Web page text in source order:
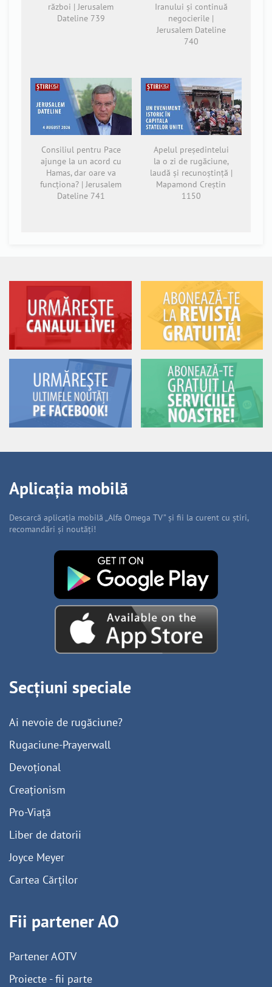
război | Jerusalem
Dateline 739
Iranului și continuă
negocierile |
Jerusalem Dateline
740
Consiliul pentru Pace
ajunge la un acord cu
Hamas, dar oare va
funcționa? | Jerusalem
Dateline 741
Apelul președintelui
la o zi de rugăciune,
laudă și recunoștință |
Mapamond Creștin
1150
Aplicația mobilă
Descarcă aplicația mobilă „Alfa Omega TV” și fii la curent cu știri,
recomandări și noutăți!
Secțiuni speciale
Ai nevoie de rugăciune?
Rugaciune-Prayerwall
Devoțional
Creaționism
Pro-Viață
Liber de datorii
Joyce Meyer
Cartea Cărților
Fii partener AO
Partener AOTV
Proiecte - fii parte